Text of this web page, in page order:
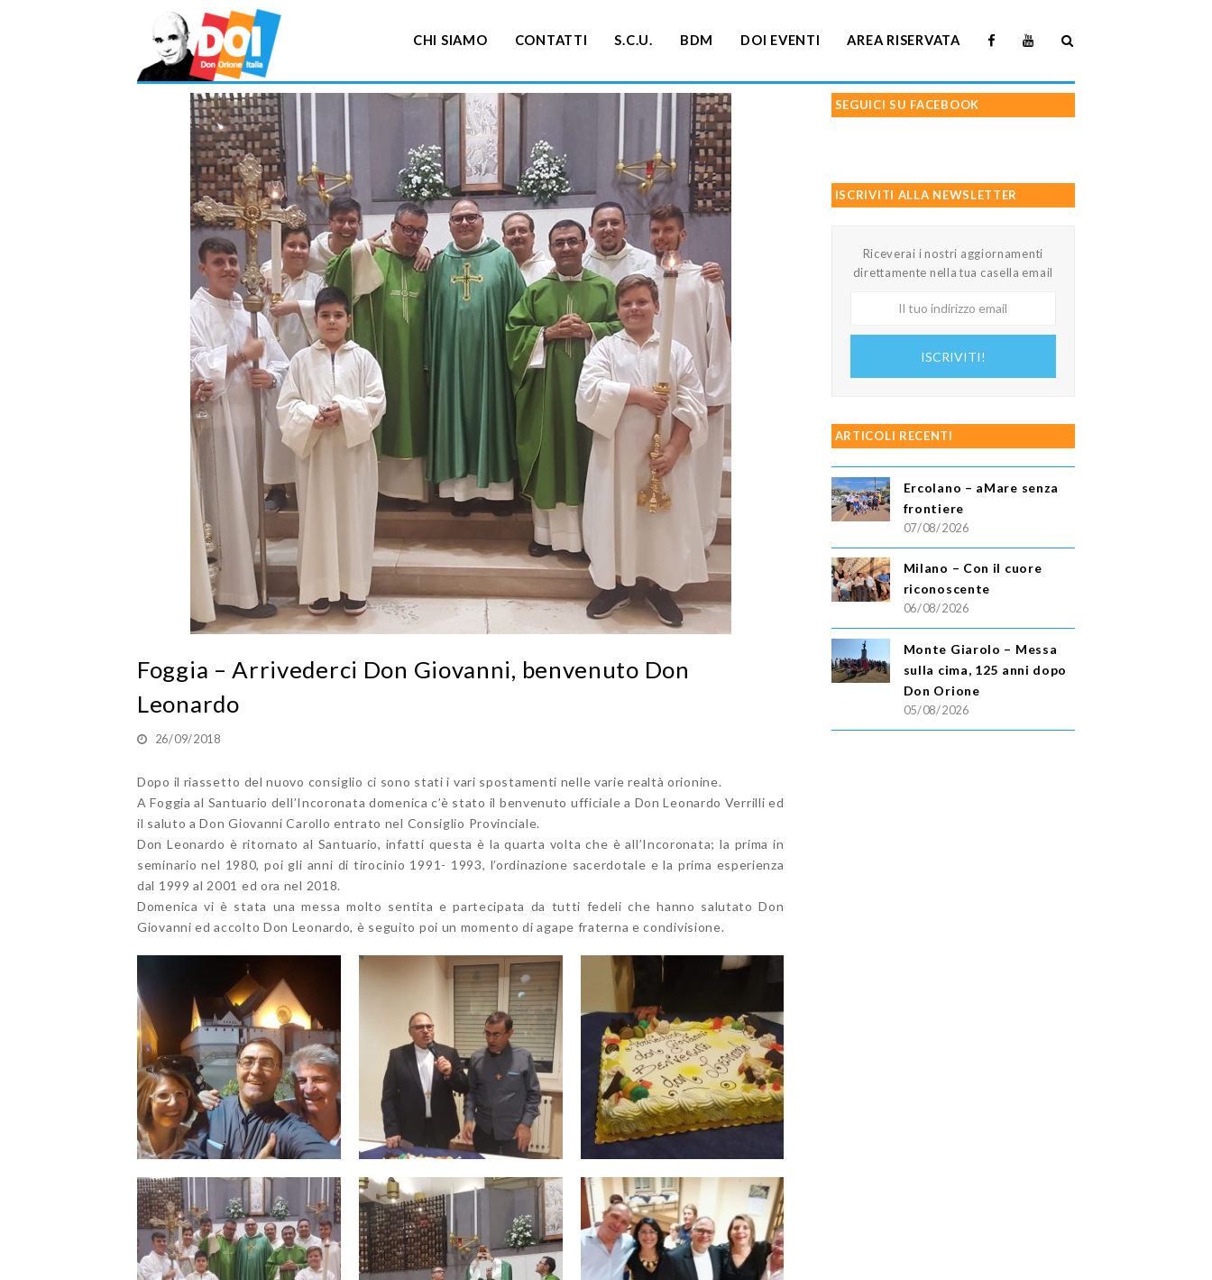
CHI SIAMO CONTATTI S.C.U. BDM DOI EVENTI AREA RISERVATA
Foggia – Arrivederci Don Giovanni, benvenuto Don
Leonardo
26/09/2018
Dopo il riassetto del nuovo consiglio ci sono stati i vari spostamenti nelle varie realtà orionine.
A Foggia al Santuario dell’Incoronata domenica c’è stato il benvenuto ufficiale a Don Leonardo Verrilli ed
il saluto a Don Giovanni Carollo entrato nel Consiglio Provinciale.
Don Leonardo è ritornato al Santuario, infatti questa è la quarta volta che è all’Incoronata; la prima in
seminario nel 1980, poi gli anni di tirocinio 1991- 1993, l’ordinazione sacerdotale e la prima esperienza
dal 1999 al 2001 ed ora nel 2018.
Domenica vi è stata una messa molto sentita e partecipata da tutti fedeli che hanno salutato Don
Giovanni ed accolto Don Leonardo, è seguito poi un momento di agape fraterna e condivisione.
SEGUICI SU FACEBOOK
ISCRIVITI ALLA NEWSLETTER
Riceverai i nostri aggiornamenti
direttamente nella tua casella email
ISCRIVITI!
ARTICOLI RECENTI
Ercolano – aMare senza
frontiere
07/08/2026
Milano – Con il cuore
riconoscente
06/08/2026
Monte Giarolo – Messa
sulla cima, 125 anni dopo
Don Orione
05/08/2026